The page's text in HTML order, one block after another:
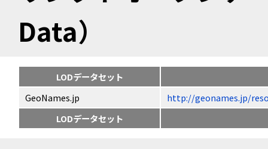
Data）
LODデータセット
GeoNames.jp
http://geonames.jp/
LODデータセット